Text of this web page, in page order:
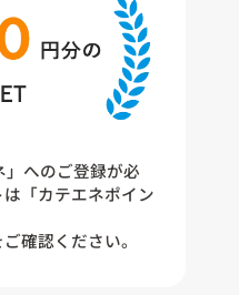
へのご登録が必
「カテエネポイン
ご確認ください。